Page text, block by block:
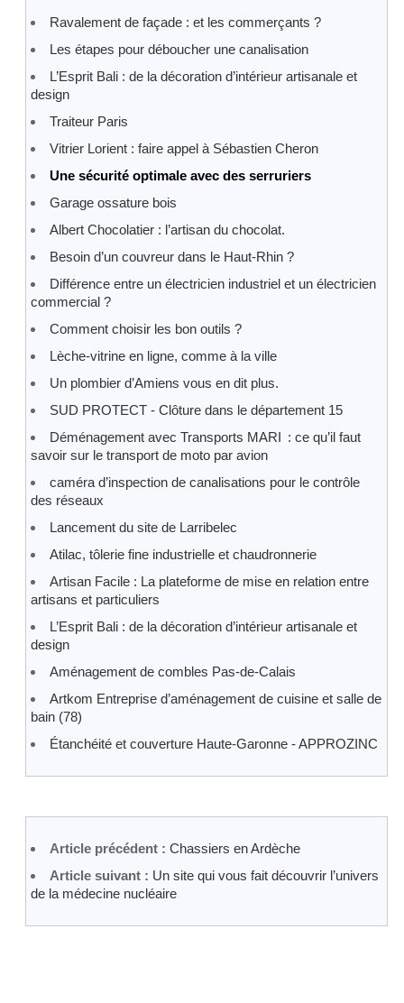
Ravalement de façade : et les commerçants ?
Les étapes pour déboucher une canalisation
L’Esprit Bali : de la décoration d’intérieur artisanale et
design
Traiteur Paris
Vitrier Lorient : faire appel à Sébastien Cheron
Une sécurité optimale avec des serruriers
Garage ossature bois
Albert Chocolatier : l’artisan du chocolat.
Besoin d’un couvreur dans le Haut-Rhin ?
Différence entre un électricien industriel et un électricien
commercial ?
Comment choisir les bon outils ?
Lèche-vitrine en ligne, comme à la ville
Un plombier d’Amiens vous en dit plus.
SUD PROTECT - Clôture dans le département 15
Déménagement avec Transports MARI : ce qu’il faut
savoir sur le transport de moto par avion
caméra d’inspection de canalisations pour le contrôle
des réseaux
Lancement du site de Larribelec
Atilac, tôlerie fine industrielle et chaudronnerie
Artisan Facile : La plateforme de mise en relation entre
artisans et particuliers
L’Esprit Bali : de la décoration d’intérieur artisanale et
design
Aménagement de combles Pas-de-Calais
Artkom Entreprise d’aménagement de cuisine et salle de
bain (78)
Étanchéité et couverture Haute-Garonne - APPROZINC
Article précédent : Chassiers en Ardèche
Article suivant : Un site qui vous fait découvrir l’univers
de la médecine nucléaire